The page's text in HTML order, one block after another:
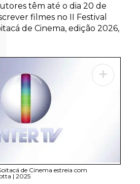
têm até o dia 20 de
filmes no II Festival
de Cinema, edição 2026,
de Cinema estreia com
| 2025